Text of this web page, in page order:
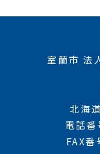
室蘭市 法
北海
電話番
FAX番